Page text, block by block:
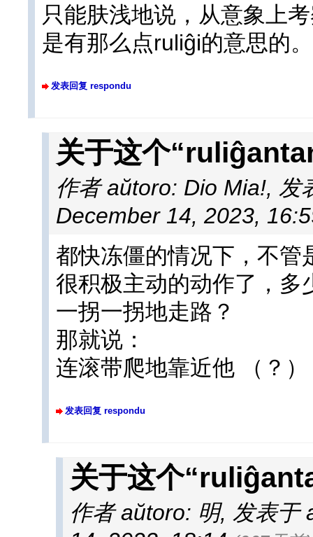
只能肤浅地说，从意象上
是有那么点ruliĝi的意思的。
发表回复 respondu
关于这个
作者 aŭtoro: Dio Mia!, 发
December 14, 2023,
都快冻僵的情况下，不管
很积极主动的动作了，多
一拐一拐地走路？
那就说：
连滚带爬地靠近他 （？）
发表回复 respondu
关于这个
作者 aŭtoro: 明, 发表于